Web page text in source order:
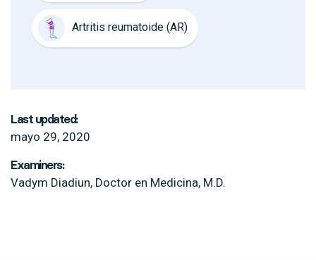
Artritis reumatoide (AR)
Last updated:
mayo 29, 2020
Examiners:
Vadym Diadiun, Doctor en Medicina, M.D.